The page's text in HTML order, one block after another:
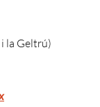
la Geltrú)